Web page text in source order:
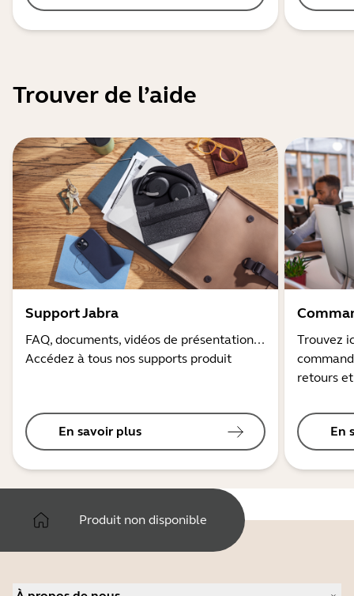
Trouver de l’aide
Support Jabra
FAQ, documents, vidéos de présentation...
Accédez à tous nos supports produit
En savoir plus
Trouvez
retours
En
Produit non disponible